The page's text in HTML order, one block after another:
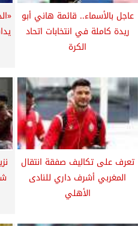
عاجل بالأسماء.. قائمة هاني أبو
ريدة كاملة في انتخابات اتحاد
الكرة
تعرف على تكاليف صفقة انتقال
المغربي أشرف داري للنادى
الأهلي